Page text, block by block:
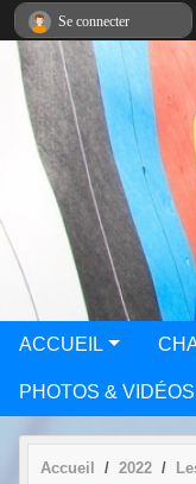
ACCUEIL
PHOTOS & VIDÉOS
Accueil 2022
Se connecter
Panneau de gestion